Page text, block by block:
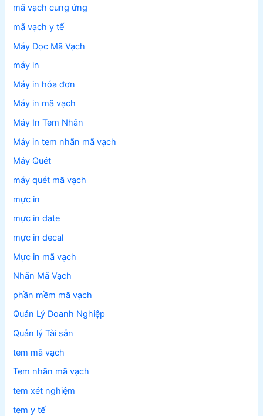
mã vạch cung ứng
mã vạch y tế
Máy Đọc Mã Vạch
máy in
Máy in hóa đơn
Máy in mã vạch
Máy In Tem Nhãn
Máy in tem nhãn mã vạch
Máy Quét
máy quét mã vạch
mực in
mực in date
mực in decal
Mực in mã vạch
Nhãn Mã Vạch
phần mềm mã vạch
Quản Lý Doanh Nghiệp
Quản lý Tài sản
tem mã vạch
Tem nhãn mã vạch
tem xét nghiệm
tem y tế